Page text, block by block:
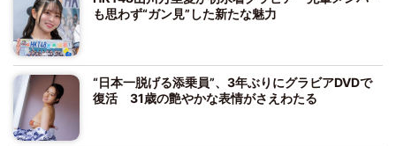
も思わず“ガン見”した新たな魅力
“日本一脱げる添乗員”、3年ぶりにグラビアDVDで
復活 31歳の艶やかな表情がさえわたる